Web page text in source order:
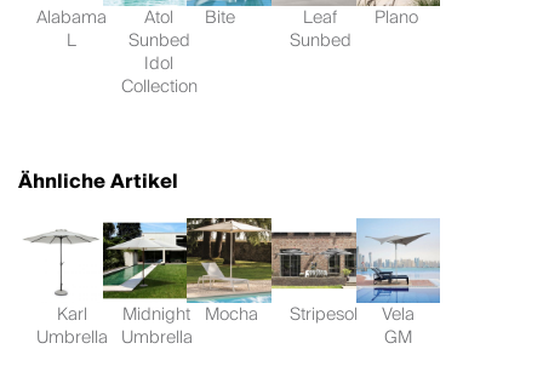
Alabama
L
Atol
Sunbed
Idol
Collection
Bite Leaf
Sunbed
Plano
Ähnliche Artikel
Karl
Umbrella
Midnight
Umbrella
Mocha Stripesol Vela
GM